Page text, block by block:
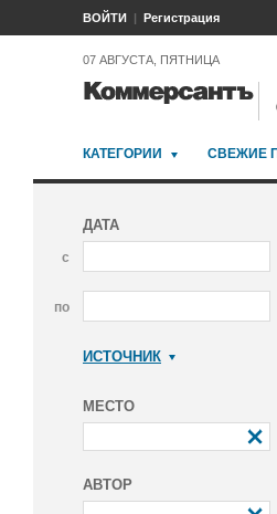
ВОЙТИ Регистрация
07 АВГУСТА, ПЯТНИЦА
КАТЕГОРИИ СВЕЖИЕ
ДАТА
с
по
ИСТОЧНИК
МЕСТО
АВТОР